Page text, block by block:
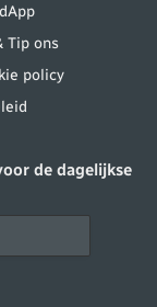
Tip ons
policy
de dagelijkse